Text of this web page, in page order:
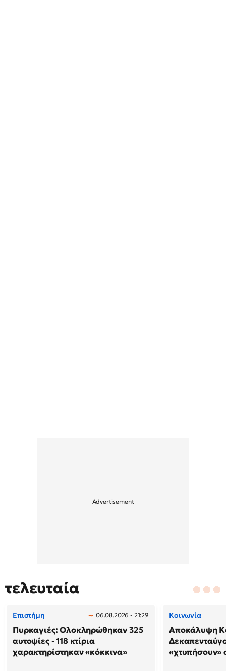
τελευταία
Επιστήμη 06.08.2026 - 21:29
Πυρκαγιές: Ολοκληρώθηκαν 325
αυτοψίες - 118 κτίρια
χαρακτηρίστηκαν «κόκκινα»
Κοινωνία
Αποκάλυψη
«χτυπήσουν»